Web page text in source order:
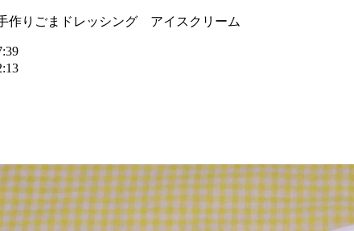
りごまドレッシング アイスクリーム